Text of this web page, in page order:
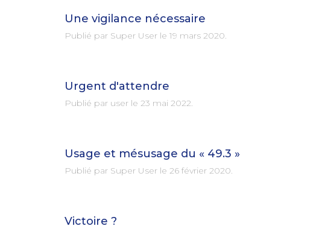
Une vigilance nécessaire
Publié par Super User le 19 mars 2020.
Urgent d'attendre
Publié par user le 23 mai 2022.
Usage et mésusage du « 49.3 »
Publié par Super User le 26 février 2020.
Victoire ?